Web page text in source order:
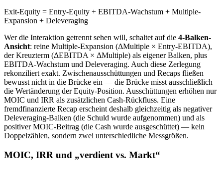
Exit-Equity = Entry-Equity + EBITDA-Wachstum + Multiple-
Expansion + Deleveraging
Wer die Interaktion getrennt sehen will, schaltet auf die 4-Balken-
Ansicht: reine Multiple-Expansion (ΔMultiple × Entry-EBITDA),
der Kreuzterm (ΔEBITDA × ΔMultiple) als eigener Balken, plus
EBITDA-Wachstum und Deleveraging. Auch diese Zerlegung
rekonziliert exakt. Zwischenausschüttungen und Recaps fließen
bewusst nicht in die Brücke ein — die Brücke misst ausschließlich
die Wertänderung der Equity-Position. Ausschüttungen erhöhen nur
MOIC und IRR als zusätzlichen Cash-Rückfluss. Eine
fremdfinanzierte Recap erscheint deshalb gleichzeitig als negativer
Deleveraging-Balken (die Schuld wurde aufgenommen) und als
positiver MOIC-Beitrag (die Cash wurde ausgeschüttet) — kein
Doppelzählen, sondern zwei unterschiedliche Messgrößen.
MOIC, IRR und „verdient vs. Markt“